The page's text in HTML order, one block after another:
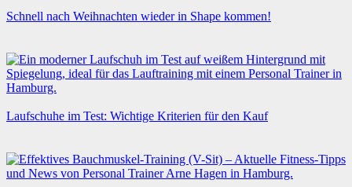
Schnell nach Weihnachten wieder in Shape kommen!
Laufschuhe im Test: Wichtige Kriterien für den Kauf